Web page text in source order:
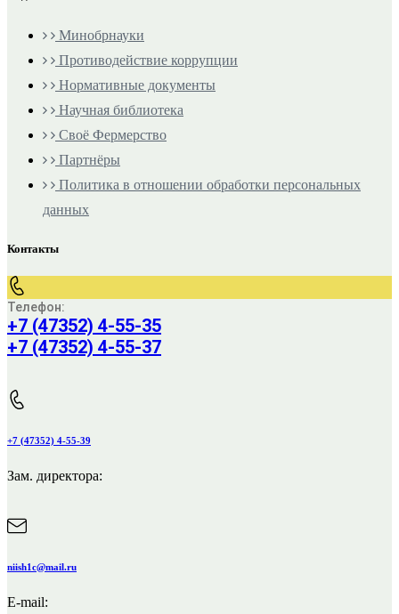
Минобрнауки
Противодействие коррупции
Нормативные документы
Научная библиотека
Своё Фермерство
Партнёры
Политика в отношении обработки персональных
данных
Контакты
Телефон:
+7 (47352) 4-55-35
+7 (47352) 4-55-37
+7 (47352) 4-55-39
Зам. директора:
niish1c@mail.ru
E-mail: